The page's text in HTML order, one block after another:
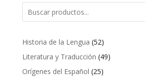
Historia de la Lengua 5252
productos
Literatura y Traducción 4949
Orígenes del Español 2525